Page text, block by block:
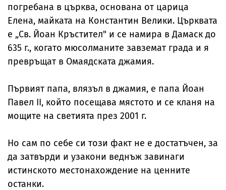
погребана в църква, основана от царица
Елена, майката на Константин Велики. Църквата
е „Св. Йоан Кръстител" и се намира в Дамаск до
635 г., когато мюсолманите завземат града и я
превръщат в Омаядската джамия.
Първият папа, влязъл в джамия, е папа Йоан
Павел II, който посещава мястото и се кланя на
мощите на светията през 2001 г.
Но сам по себе си този факт не е достатъчен, за
да затвърди и узакони веднъж завинаги
истинското местонахождение на ценните
останки.